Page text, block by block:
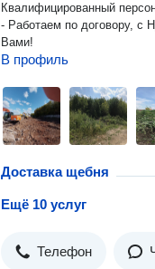
Квалифицированный
- Работаем по договору, с
Вами!
В профиль
Доставка щебня
Ещё 10 услуг
Телефон